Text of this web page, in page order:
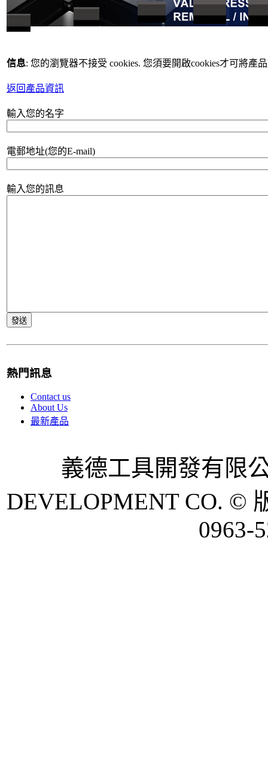
信息: 您的瀏覽器不接受 cookies. 您須要開啟cookies才可將產
返回產品資訊
輸入您的名字
電郵地址(您的E-mail)
輸入您的訊息
熱門訊息
Contact us
About Us
最新產品
義德工具開發有限
DEVELOPMENT CO. ©
0963-